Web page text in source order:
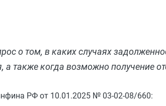
о том, в каких случаях
также когда возможно получение
РФ от 10.01.2025 № 03-02-08/660: